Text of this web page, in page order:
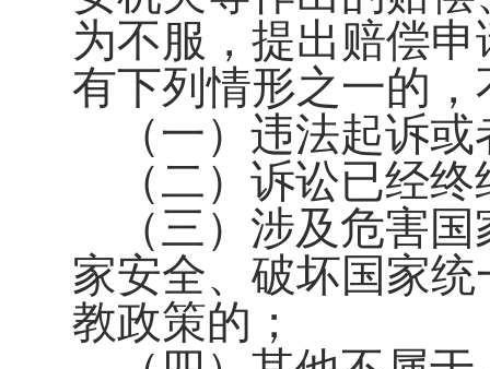
为不服，提出赔偿申
有下列情形之一的
（一）违法起诉
（二）诉讼已经
（三）涉及危害
家安全、破坏国家
教政策的；